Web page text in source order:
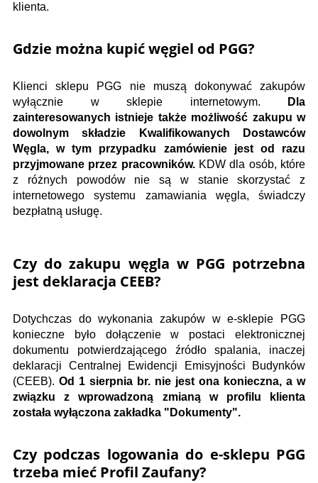
klienta.
Gdzie można kupić węgiel od PGG?
Klienci sklepu PGG nie muszą dokonywać zakupów
wyłącznie w sklepie internetowym.
Dla
zainteresowanych istnieje także możliwość zakupu w
dowolnym składzie Kwalifikowanych Dostawców
Węgla, w tym przypadku zamówienie jest od razu
przyjmowane przez pracowników. KDW dla osób, które
z różnych powodów nie są w stanie skorzystać z
internetowego systemu zamawiania węgla, świadczy
bezpłatną usługę.
Czy do zakupu węgla w PGG potrzebna
jest deklaracja CEEB?
Dotychczas do wykonania zakupów w e-sklepie PGG
konieczne było dołączenie w postaci elektronicznej
dokumentu potwierdzającego źródło spalania, inaczej
deklaracji Centralnej Ewidencji Emisyjności Budynków
(CEEB). Od 1 sierpnia br. nie jest ona konieczna, a w
związku z wprowadzoną zmianą w profilu klienta
została wyłączona zakładka "Dokumenty".
Czy podczas logowania do e-sklepu PGG
trzeba mieć Profil Zaufany?